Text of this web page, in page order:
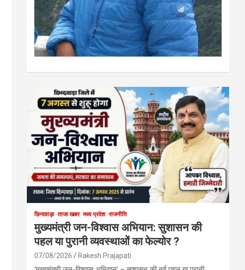
छिन्दवाड़ा ताजा खबर मध्य प्रदेश राजनीति
मुख्यमंत्री जन-विश्वास अभियान: सुशासन की
पहल या पुरानी व्यवस्थाओं का फेल्योर ?
07/08/2026 Rakesh Prajapati